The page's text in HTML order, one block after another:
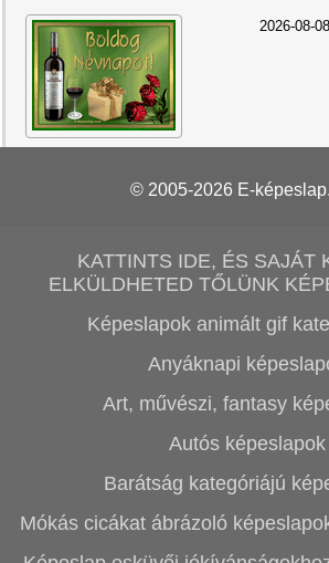
2026-08-
© 2005-2026 E-
KATTINTS IDE, ÉS SAJÁT
ELKÜLDHETED TŐLÜNK
Képeslapok animált gif
Anyáknapi
Art, művészi, fantasy
Autós képeslapok
Barátság kategóriájú
Mókás cicákat ábrázoló